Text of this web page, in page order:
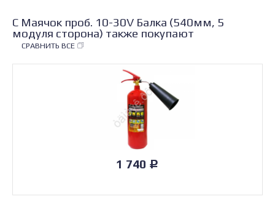
С Маячок проб. 10-30V Балка (540мм, 5
модуля сторона) также покупают
СРАВНИТЬ ВСЕ
1 740 Р